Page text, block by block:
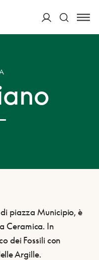
piazza Municipio, è
Ceramica. In
dei Fossili con
Argille.